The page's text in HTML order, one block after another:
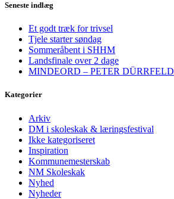
Seneste indlæg
Et godt træk for trivsel
Tjele starter søndag
Sommeråbent i SHHM
Landsfinale over 2 dage
MINDEORD – PETER DÜRRFELD
Kategorier
Arkiv
DM i skoleskak & læringsfestival
Ikke kategoriseret
Inspiration
Kommunemesterskab
NM Skoleskak
Nyhed
Nyheder